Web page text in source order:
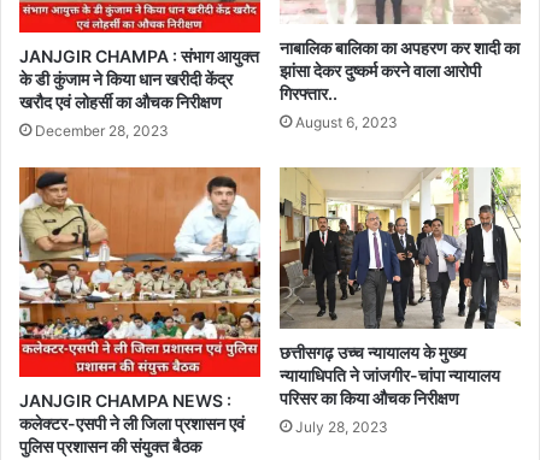
JANJGIR CHAMPA : संभाग आयुक्त
के डी कुंजाम ने किया धान खरीदी केंद्र
खरौद एवं लोहर्सी का औचक निरीक्षण
December 28, 2023
नाबालिक बालिका का अपहरण कर शादी का
झांसा देकर दुष्कर्म करने वाला आरोपी
गिरफ्तार..
August 6, 2023
JANJGIR CHAMPA NEWS :
कलेक्टर-एसपी ने ली जिला प्रशासन एवं
पुलिस प्रशासन की संयुक्त बैठक
छत्तीसगढ़ उच्च न्यायालय के मुख्य
न्यायाधिपति ने जांजगीर-चांपा न्यायालय
परिसर का किया औचक निरीक्षण
July 28, 2023